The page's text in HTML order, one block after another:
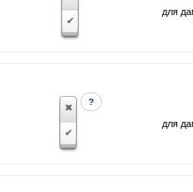
для
?
для